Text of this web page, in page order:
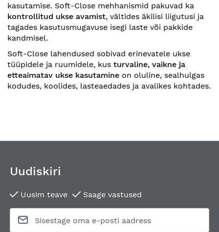
kasutamise. Soft-Close mehhanismid pakuvad ka
kontrollitud ukse avamist, vältides äkilisi liigutusi ja
tagades kasutusmugavuse isegi laste või pakkide
kandmisel.
Soft-Close lahendused sobivad erinevatele ukse
tüüpidele ja ruumidele, kus turvaline, vaikne ja
etteaimatav ukse kasutamine on oluline, sealhulgas
kodudes, koolides, lasteaedades ja avalikes kohtades.
Uudiskiri
Uusim teave Saage vastused